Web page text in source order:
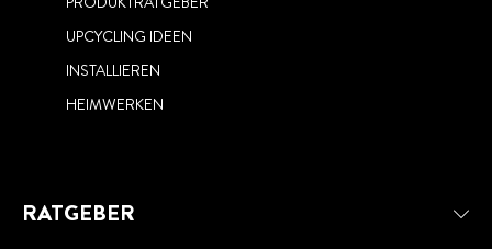
UPCYCLING IDEEN
INSTALLIEREN
HEIMWERKEN
RATGEBER